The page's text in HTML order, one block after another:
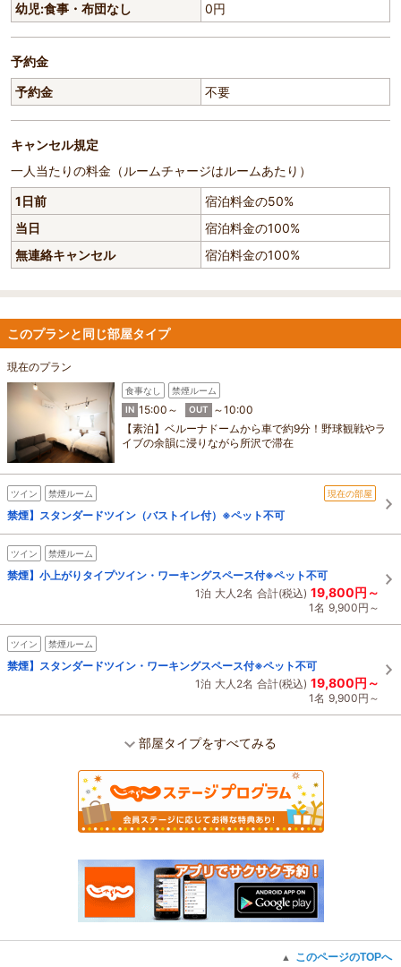
幼児:食事・布団なし
0円
予約金
予約金
不要
キャンセル規定
一人当たりの料金（ルームチャージはルームあたり）
1日前
宿泊料金の50%
当日
宿泊料金の100%
無連絡キャンセル
宿泊料金の100%
このプランと同じ部屋タイプ
現在のプラン
食事なし
禁煙ルーム
IN 15:00～ OUT
～10:00
【素泊】ベルーナドームから車で約9分！野球観戦やラ
イブの余韻に浸りながら所沢で滞在
ツイン 禁煙ルーム 現在の部屋
禁煙】スタンダードツイン（バストイレ付）※ペット不可
ツイン 禁煙ルーム
禁煙】小上がりタイプツイン・ワーキングスペース付※ペット不可
1泊 大人2名 合計(税込) 19,800円～
1名 9,900円～
ツイン 禁煙ルーム
禁煙】スタンダードツイン・ワーキングスペース付※ペット不可
1泊 大人2名 合計(税込) 19,800円～
1名 9,900円～
部屋タイプをすべてみる
▲ このページのTOPへ